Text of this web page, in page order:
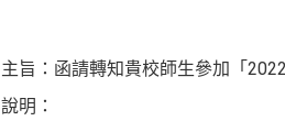
主旨：函請轉知貴校師生參加「
說明：